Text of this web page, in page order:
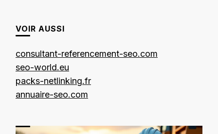
VOIR AUSSI
consultant-referencement-seo.com
seo-world.eu
packs-netlinking.fr
annuaire-seo.com